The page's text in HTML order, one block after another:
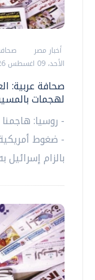
أخبار مصر
الأحد، 09 اغسطس 2026 06:07 ص
صحافة
لهجمات
- روسيا:
- ضغوط
بالزام إسرائيل